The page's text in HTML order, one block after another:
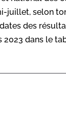
juillet, selon
des
2023 dans le